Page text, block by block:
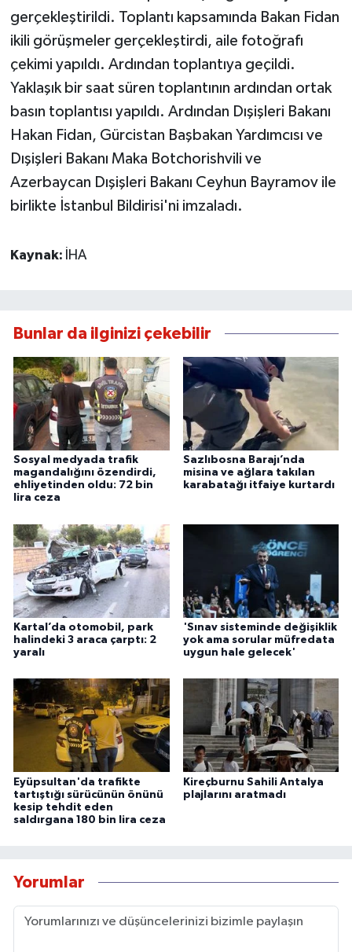
gerçekleştirildi. Toplantı kapsamında Bakan Fidan
ikili görüşmeler gerçekleştirdi, aile fotoğrafı
çekimi yapıldı. Ardından toplantıya geçildi.
Yaklaşık bir saat süren toplantının ardından ortak
basın toplantısı yapıldı. Ardından Dışişleri Bakanı
Hakan Fidan, Gürcistan Başbakan Yardımcısı ve
Dışişleri Bakanı Maka Botchorishvili ve
Azerbaycan Dışişleri Bakanı Ceyhun Bayramov ile
birlikte İstanbul Bildirisi'ni imzaladı.
Kaynak: İHA
Bunlar da ilginizi çekebilir
Sosyal medyada trafik
magandalığını özendirdi,
ehliyetinden oldu: 72 bin
lira ceza
Sazlıbosna Barajı’nda
misina ve ağlara takılan
karabatağı itfaiye kurtardı
Kartal’da otomobil, park
halindeki 3 araca çarptı: 2
yaralı
'Sınav sisteminde değişiklik
yok ama sorular müfredata
uygun hale gelecek'
Eyüpsultan'da trafikte
tartıştığı sürücünün önünü
kesip tehdit eden
saldırgana 180 bin lira ceza
Kireçburnu Sahili Antalya
plajlarını aratmadı
Yorumlar